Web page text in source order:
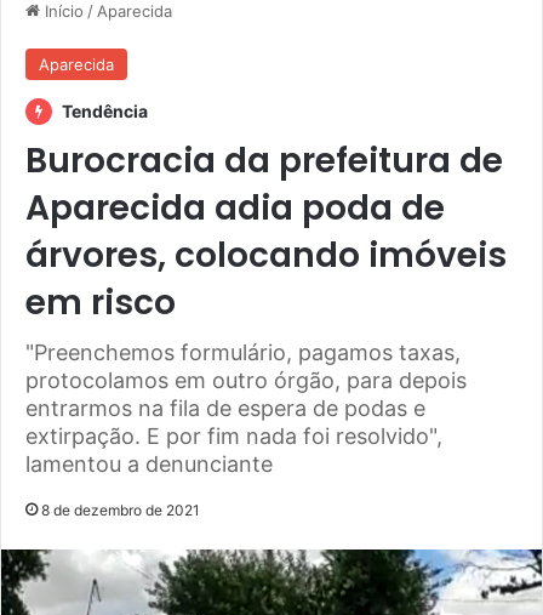
Início / Aparecida
Aparecida
Tendência
Burocracia da prefeitura de
Aparecida adia poda de
árvores, colocando imóveis
em risco
"Preenchemos formulário, pagamos taxas,
protocolamos em outro órgão, para depois
entrarmos na fila de espera de podas e
extirpação. E por fim nada foi resolvido",
lamentou a denunciante
8 de dezembro de 2021